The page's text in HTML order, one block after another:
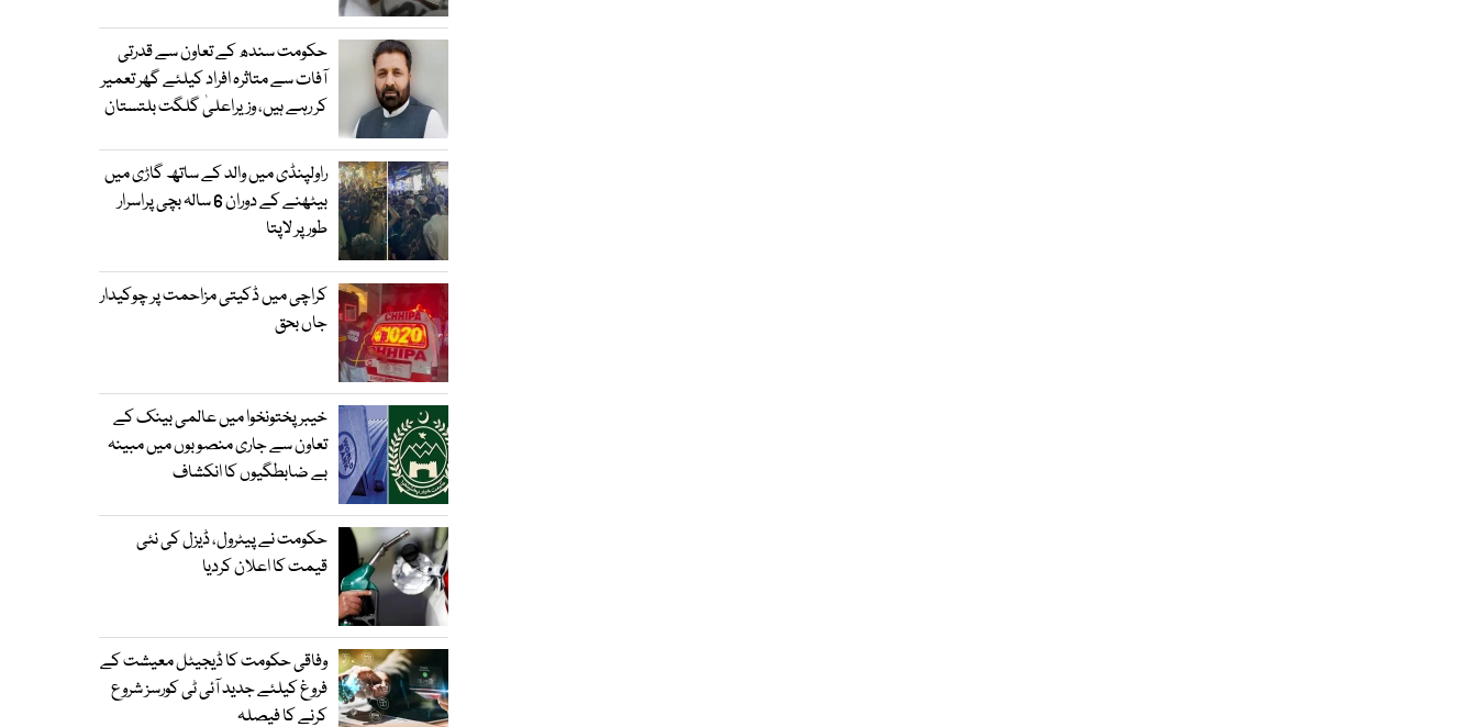
حکومت سندھ کے تعاون سے قدرتی
آفات سے متاثرہ افراد کیلئے گھر تعمیر
کر رہے ہیں، وزیراعلیٰ گلگت بلتستان
راولپنڈی میں والد کے ساتھ گاڑی میں
بیٹھنے کے دوران 6 سالہ بچی پراسرار
طور پر لاپتا
کراچی میں ڈکیتی مزاحمت پر چوکیدار
جاں بحق
خیبرپختونخوا میں عالمی بینک کے
تعاون سے جاری منصوبوں میں مبینہ
بے ضابطگیوں کا انکشاف
حکومت نے پیٹرول، ڈیزل کی نئی
قیمت کا اعلان کردیا
وفاقی حکومت کا ڈیجیٹل معیشت کے
فروغ کیلئے جدید آئی ٹی کورسز شروع
کرنے کا فیصلہ